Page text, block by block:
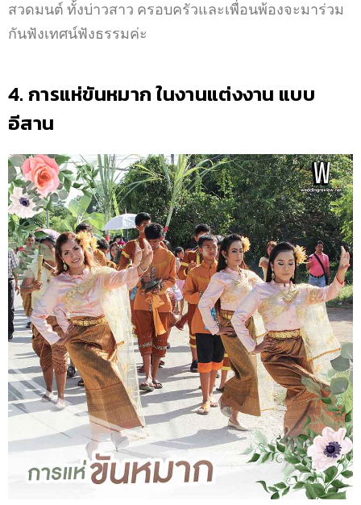
สวดมนต์ ทั้งบ่าวสาว ครอบครัวและเพื่อนพ้องจะมาร่วม
กันฟังเทศน์ฟังธรรมค่ะ
4. การแห่ขันหมาก ในงานแต่งงาน แบบ
อีสาน